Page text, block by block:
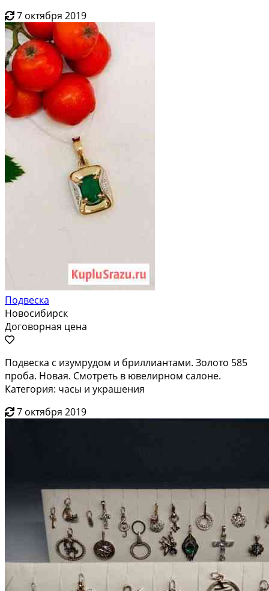
7 октября 2019
Подвеска
Новосибирск
Договорная цена
Подвеска с изумрудом и бриллиантами. Золото 585
проба. Новая. Смотреть в ювелирном салоне.
Категория: часы и украшения
7 октября 2019